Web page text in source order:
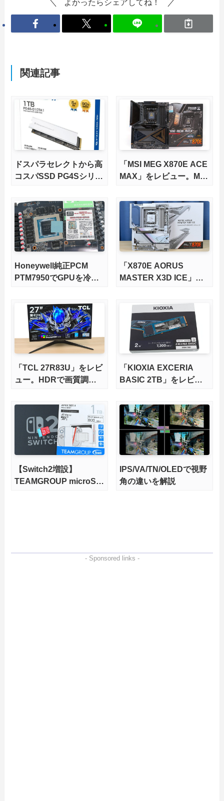
よかったらシェアしてね！
関連記事
ドスパラセレクトから高
コスパSSD PG4Sシリー
「MSI MEG X870E ACE
MAX」をレビュー。M.2
版X870Eマザーボードを
徹底検証
Honeywell純正PCM
PTM7950でGPUを冷や
「X870E AORUS
MASTER X3D ICE」を
さらに高速にする完全版
X870Eマザーボードを徹
底検証
「TCL 27R83U」をレビ
ュー。HDRで画質調整
輝度も発揮！
「KIOXIA EXCERIA
BASIC 2TB」をレビュ
力、高性能、高コスパを
実現！
【Switch2増設】
TEAMGROUP microSD
IPS/VA/TN/OLEDで視野
角の違いを解説
- Sponsored links -